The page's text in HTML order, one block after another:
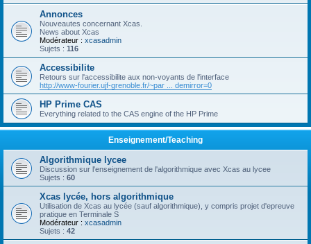
Annonces
Nouveautes concernant Xcas.
News about Xcas
Modérateur : xcasadmin
Sujets : 116
Accessibilite
Retours sur l'accessibilite aux non-voyants de l'interface
http://www-fourier.ujf-grenoble.fr/~par ... demirror=0
HP Prime CAS
Everything related to the CAS engine of the HP Prime
Enseignement/Teaching
Algorithmique lycee
Discussion sur l'enseignement de l'algorithmique avec Xcas au lycee
Sujets : 60
Xcas lycée, hors algorithmique
Utilisation de Xcas au lycée (sauf algorithmique), y compris projet d'epreuve
pratique en Terminale S
Modérateur : xcasadmin
Sujets : 42